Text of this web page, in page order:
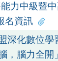
力中級暨
名資訊
深化數位學
，腦力全開」